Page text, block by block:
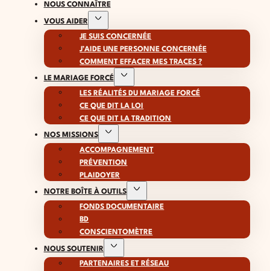
NOUS CONNAÎTRE
VOUS AIDER
JE SUIS CONCERNÉE
J’AIDE UNE PERSONNE CONCERNÉE
COMMENT EFFACER MES TRACES ?
LE MARIAGE FORCÉ
LES RÉALITÉS DU MARIAGE FORCÉ
CE QUE DIT LA LOI
CE QUE DIT LA TRADITION
NOS MISSIONS
ACCOMPAGNEMENT
PRÉVENTION
PLAIDOYER
NOTRE BOÎTE À OUTILS
FONDS DOCUMENTAIRE
BD
CONSCIENTOMÈTRE
NOUS SOUTENIR
PARTENAIRES ET RÉSEAU